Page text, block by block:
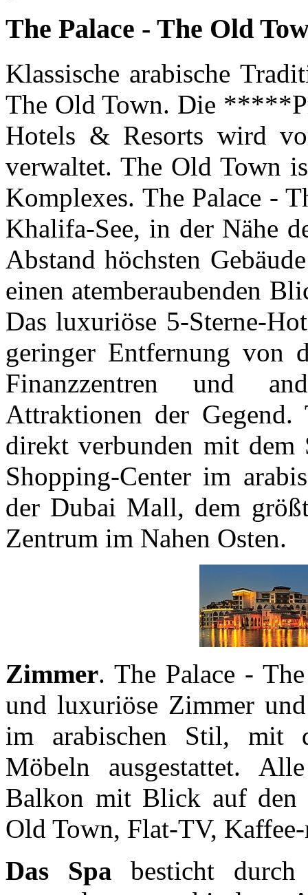
The Palace - The Old
Klassische arabische
The Old Town. Die
Hotels & Resorts wird
verwaltet. The Old Town
Komplexes. The Palace -
Khalifa-See, in der Nähe
Abstand höchsten
einen atemberaubenden
Das luxuriöse 5-Sterne-
geringer Entfernung von
Finanzzentren und
Attraktionen der
direkt verbunden mit dem
Shopping-Center im
der Dubai Mall, dem
Zentrum im Nahen Osten.
Zimmer. The Palace -
und luxuriöse Zimmer
im arabischen Stil, mit
Möbeln ausgestattet.
Balkon mit Blick auf den
Old Town, Flat-TV,
Das Spa besticht durch